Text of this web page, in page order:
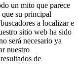
un mito que parece
que su principal
a localizar e
sitio web ha sido
será necesario ya
nuestro
de